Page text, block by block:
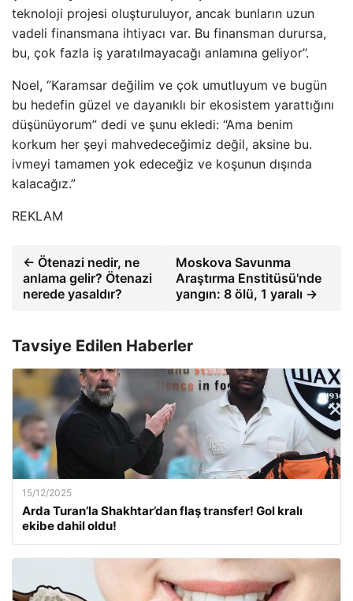
teknoloji projesi oluşturuluyor, ancak bunların uzun
vadeli finansmana ihtiyacı var. Bu finansman durursa,
bu, çok fazla iş yaratılmayacağı anlamına geliyor”.
Noel, “Karamsar değilim ve çok umutluyum ve bugün
bu hedefin güzel ve dayanıklı bir ekosistem yarattığını
düşünüyorum” dedi ve şunu ekledi: “Ama benim
korkum her şeyi mahvedeceğimiz değil, aksine bu.
ivmeyi tamamen yok edeceğiz ve koşunun dışında
kalacağız.”
REKLAM
← Ötenazi nedir, ne
anlama gelir? Ötenazi
nerede yasaldır?
Moskova Savunma
Araştırma Enstitüsü'nde
yangın: 8 ölü, 1 yaralı →
Tavsiye Edilen Haberler
15/12/2025
Arda Turan’la Shakhtar’dan flaş transfer! Gol kralı
ekibe dahil oldu!